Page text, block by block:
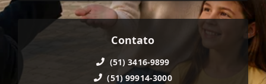
Contato
(51) 3416-9899
(51) 99914-3000